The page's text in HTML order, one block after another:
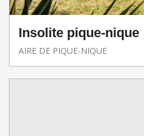
Insolite pique-nique
AIRE DE PIQUE-NIQUE